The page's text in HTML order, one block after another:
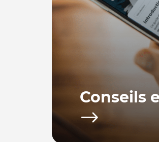
Conseils
Bacchus equipements
d’achat afin de vous
utiliser votre